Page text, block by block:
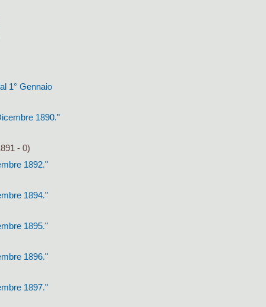
1° Gennaio
1890."
- 0)
1892."
1894."
1895."
1896."
1897."